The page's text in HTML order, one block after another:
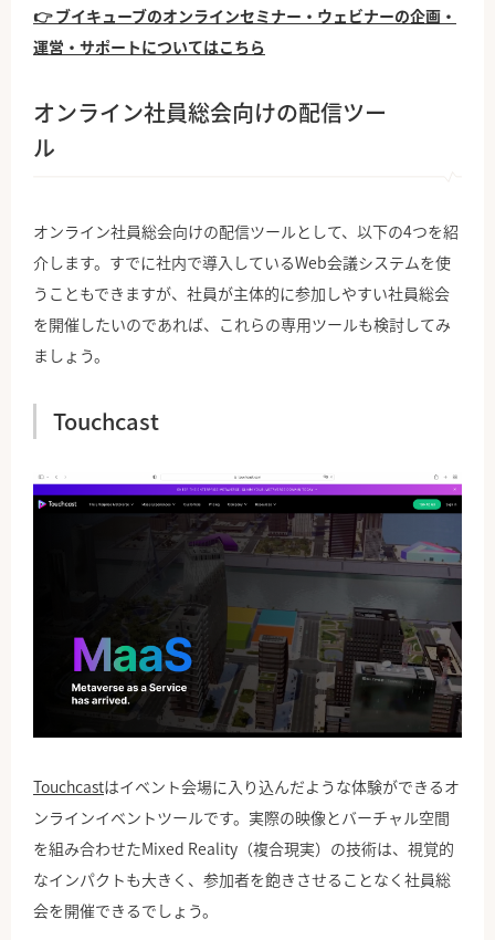
👉 ブイキューブのオンラインセミナー・ウェビナーの企画・
運営・サポートについてはこちら
オンライン社員総会向けの配信ツー
ル
オンライン社員総会向けの配信ツールとして、以下の4つを紹
介します。すでに社内で導入しているWeb会議システムを使
うこともできますが、社員が主体的に参加しやすい社員総会
を開催したいのであれば、これらの専用ツールも検討してみ
ましょう。
Touchcast
Touchcastはイベント会場に入り込んだような体験ができるオ
ンラインイベントツールです。実際の映像とバーチャル空間
を組み合わせたMixed Reality（複合現実）の技術は、視覚的
なインパクトも大きく、参加者を飽きさせることなく社員総
会を開催できるでしょう。